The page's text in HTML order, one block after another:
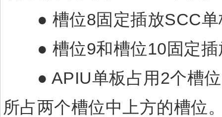
● 槽位8固定插放SCC单
● 槽位9和槽位10固定插
● APIU单板占用2个槽位
所占两个槽位中上方的槽位